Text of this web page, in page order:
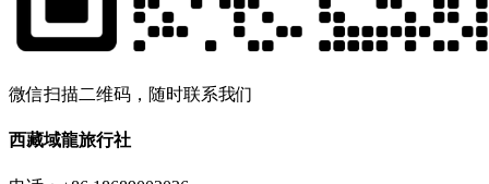
微信扫描二维码，随时联系我们
西藏域龍旅行社